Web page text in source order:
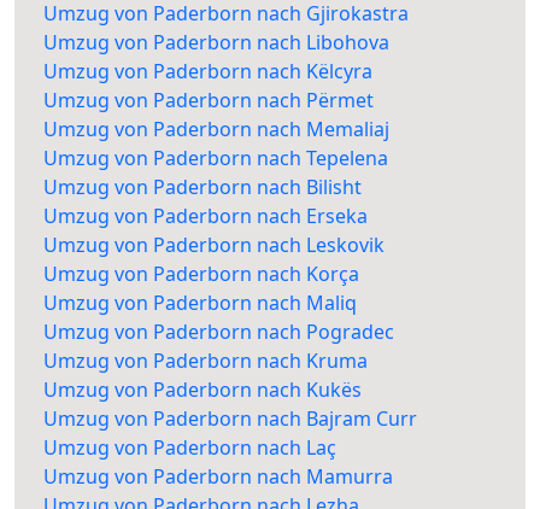
Umzug von Paderborn nach Gjirokastra
Umzug von Paderborn nach Libohova
Umzug von Paderborn nach Këlcyra
Umzug von Paderborn nach Përmet
Umzug von Paderborn nach Memaliaj
Umzug von Paderborn nach Tepelena
Umzug von Paderborn nach Bilisht
Umzug von Paderborn nach Erseka
Umzug von Paderborn nach Leskovik
Umzug von Paderborn nach Korça
Umzug von Paderborn nach Maliq
Umzug von Paderborn nach Pogradec
Umzug von Paderborn nach Kruma
Umzug von Paderborn nach Kukës
Umzug von Paderborn nach Bajram Curr
Umzug von Paderborn nach Laç
Umzug von Paderborn nach Mamurra